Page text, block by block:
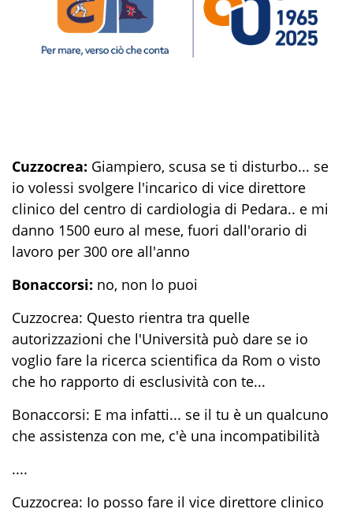
Cuzzocrea: Giampiero, scusa se ti disturbo... se
io volessi svolgere l'incarico di vice direttore
clinico del centro di cardiologia di Pedara.. e mi
danno 1500 euro al mese, fuori dall'orario di
lavoro per 300 ore all'anno
Bonaccorsi: no, non lo puoi
Cuzzocrea: Questo rientra tra quelle
autorizzazioni che l'Università può dare se io
voglio fare la ricerca scientifica da Rom o visto
che ho rapporto di esclusività con te...
Bonaccorsi: E ma infatti... se il tu è un qualcuno
che assistenza con me, c'è una incompatibilità
....
Cuzzocrea: Io posso fare il vice direttore clinico